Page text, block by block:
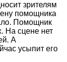
зрителям
помощника
Помощник
На сцене нет
А
усыпит его